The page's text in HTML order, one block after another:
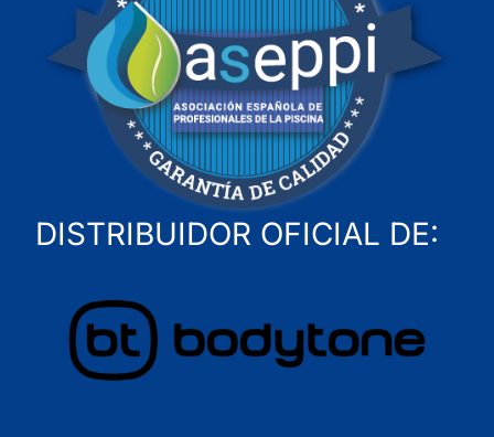
DISTRIBUIDOR OFICIAL DE: